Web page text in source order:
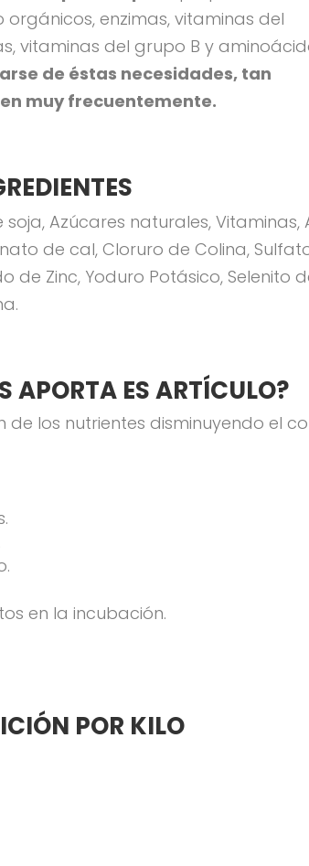
enzimas, vitaminas del
vitaminas del grupo B y
de éstas necesidades, tan
muy frecuentemente.
Azúcares naturales, Vitaminas,
de cal, Cloruro de Colina,
de Zinc, Yoduro Potásico, Selenito
APORTA ES ARTÍCULO?
los nutrientes disminuyendo el
en la incubación.
POR KILO